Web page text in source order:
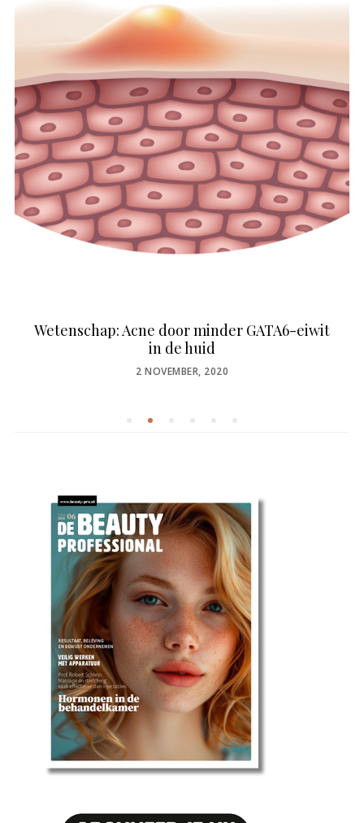
Wetenschap: Acne door minder GATA6-eiwit
in de huid
POSTED
2 NOVEMBER, 2020